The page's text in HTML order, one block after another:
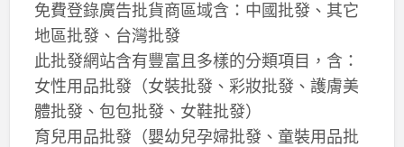
免費登錄廣告批貨商區域含：中國批發、其它
地區批發、台灣批發
此批發網站含有豐富且多樣的分類項目，含：
女性用品批發（女裝批發、彩妝批發、護膚美
體批發、包包批發、女鞋批發）
育兒用品批發（嬰幼兒孕婦批發、童裝用品批